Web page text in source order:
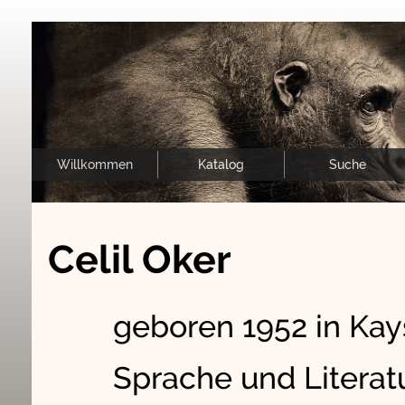
Willkommen Katalog Suche
Celil Oker
geboren 1952 in
Sprache und